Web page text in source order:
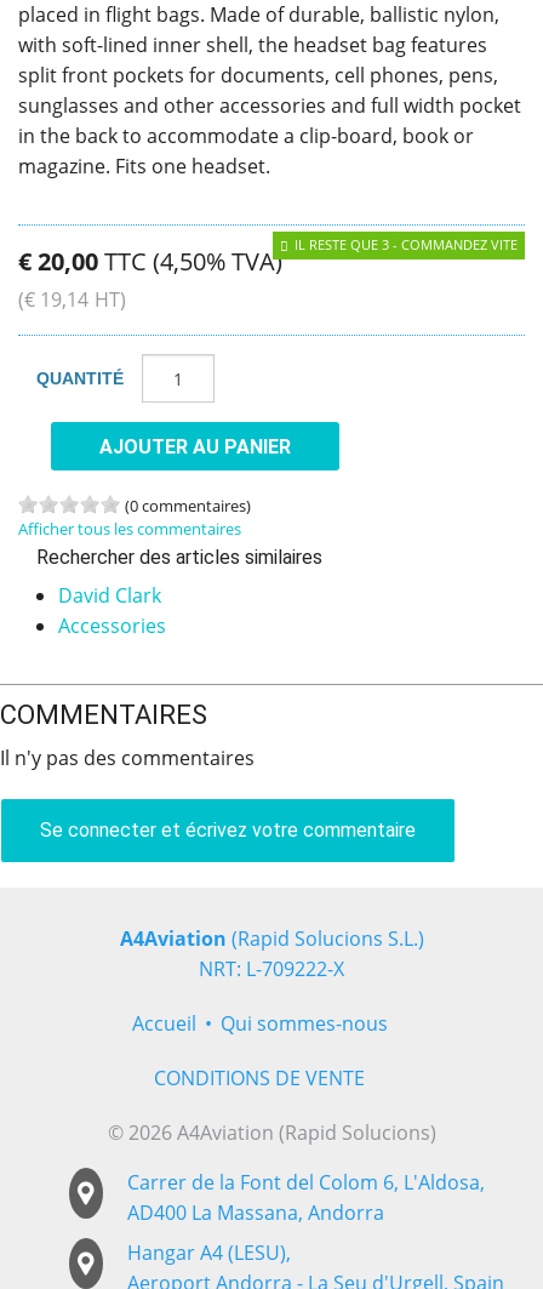
placed in flight bags. Made of durable, ballistic nylon,
with soft-lined inner shell, the headset bag features
split front pockets for documents, cell phones, pens,
sunglasses and other accessories and full width pocket
in the back to accommodate a clip-board, book or
magazine. Fits one headset.
€20,00TTC (4,50% TVA)
(€ 19,14 HT)
IL RESTE QUE 3 - COMMANDEZ VITE
QUANTITÉ
AJOUTER AU PANIER
(0 commentaires)
Afficher tous les commentaires
Rechercher des articles similaires
David Clark
Accessories
COMMENTAIRES
Il n'y pas des commentaires
Se connecter et écrivez votre commentaire
A4Aviation (Rapid Solucions S.L.)
NRT: L-709222-X
Accueil Qui sommes-nous
CONDITIONS DE VENTE
© 2026 A4Aviation (Rapid Solucions)
Carrer de la Font del Colom 6, L'Aldosa,
AD400 La Massana, Andorra
Hangar A4 (LESU),
Aeroport Andorra - La Seu d'Urgell, Spain